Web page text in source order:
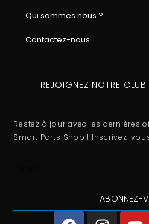
Qui sommes nous ?
Contactez-nous
REJOIGNEZ NOTRE CLUB
Restez à jour avec les dernières
Smart Parts Shop ! Inscrivez-
ABONNEZ-
F I Y